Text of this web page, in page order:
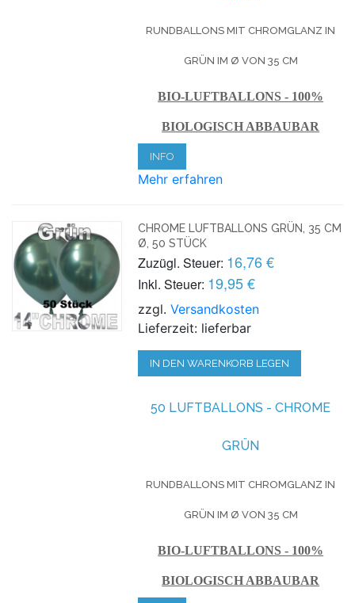
RUNDBALLONS MIT CHROMGLANZ IN
GRÜN IM Ø VON 35 CM
BIO-LUFTBALLONS - 100%
BIOLOGISCH ABBAUBAR
INFO
Mehr erfahren
CHROME LUFTBALLONS GRÜN, 35 CM
Ø, 50 STÜCK
Zuzügl. Steuer: 16,76 €
Inkl. Steuer: 19,95 €
zzgl.Versandkosten
Lieferzeit: lieferbar
IN DEN WARENKORB LEGEN
50 LUFTBALLONS - CHROME
GRÜN
RUNDBALLONS MIT CHROMGLANZ IN
GRÜN IM Ø VON 35 CM
BIO-LUFTBALLONS - 100%
BIOLOGISCH ABBAUBAR